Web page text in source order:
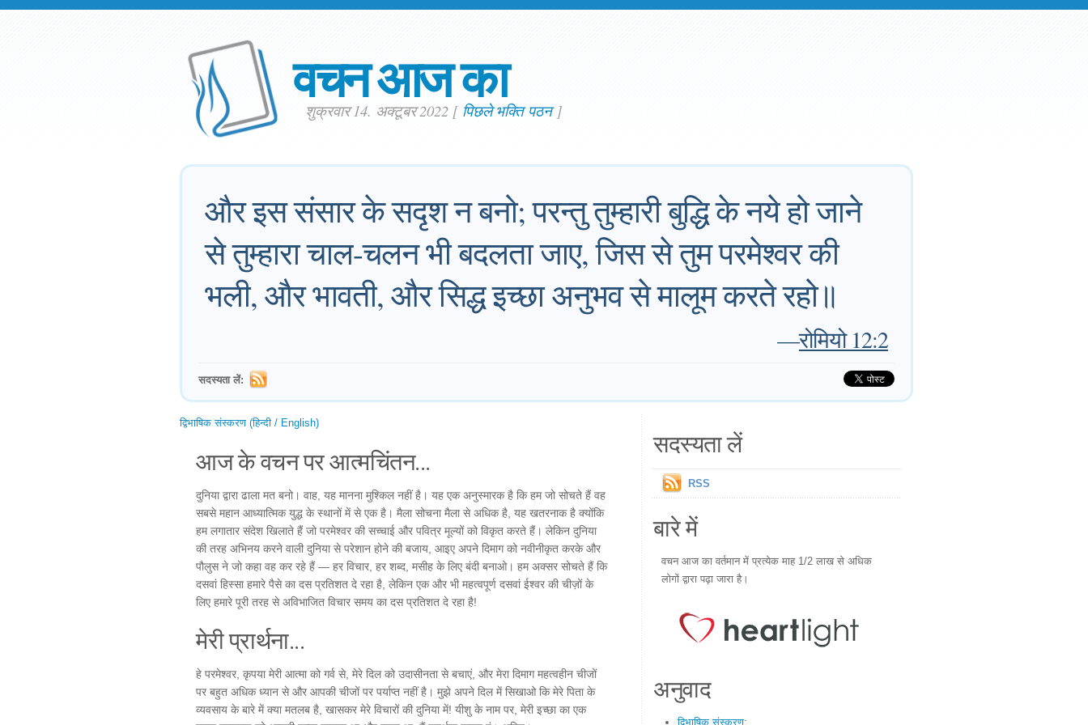
वचन आज का
शुक्रवार 14. अक्टूबर 2022 [ पिछले भक्ति पठन]
और इस संसार के सदृश न बनो; परन्तु तुम्हारी बुद्धि के नये हो जाने
से तुम्हारा चाल-चलन भी बदलता जाए, जिस से तुम परमेश्वर की
भली, और भावती, और सिद्ध इच्छा अनुभव से मालूम करते रहो॥
—रोमियो 12:2
सदस्यता लें:
द्विभाषिक संस्करण (हिन्दी / English)
आज के वचन पर आत्मचिंतन...
दुनिया द्वारा ढाला मत बनो। वाह, यह मानना मुश्किल नहीं है। यह एक अनुस्मारक है कि हम जो सोचते हैं वह
सबसे महान आध्यात्मिक युद्ध के स्थानों में से एक है। मैला सोचना मैला से अधिक है, यह खतरनाक है क्योंकि
हम लगातार संदेश खिलाते हैं जो परमेश्वर की सच्चाई और पवित्र मूल्यों को विकृत करते हैं। लेकिन दुनिया
की तरह अभिनय करने वाली दुनिया से परेशान होने की बजाय, आइए अपने दिमाग को नवीनीकृत करके और
पौलुस ने जो कहा वह कर रहे हैं — हर विचार, हर शब्द, मसीह के लिए बंदी बनाओ। हम अक्सर सोचते हैं कि
दसवां हिस्सा हमारे पैसे का दस प्रतिशत दे रहा है, लेकिन एक और भी महत्वपूर्ण दसवां ईश्वर की चीज़ों के
लिए हमारे पूरी तरह से अविभाजित विचार समय का दस प्रतिशत दे रहा है!
मेरी प्रार्थना...
हे परमेश्वर, कृपया मेरी आत्मा को गर्व से, मेरे दिल को उदासीनता से बचाएं, और मेरा दिमाग महत्वहीन चीजों
पर बहुत अधिक ध्यान से और आपकी चीजों पर पर्याप्त नहीं है। मुझे अपने दिल में सिखाओ कि मेरे पिता के
व्यवसाय के बारे में क्या मतलब है, खासकर मेरे विचारों की दुनिया में! यीशु के नाम पर, मेरी इच्छा का एक
सदस्यता लें
RSS
बारे में
वचन आज का वर्तमान में प्रत्येक माह 1/2 लाख से अधिक
लोगों द्वारा पढ़ा जारा है।
अनुवाद
द्विभाषिक संस्करण: